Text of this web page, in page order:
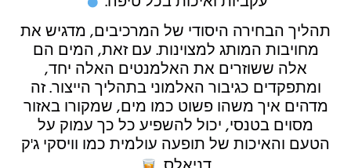
תהליך הבחירה היסודי של המרכיבים, מדגיש את
מחויבות המותג למצוינות. עם זאת, המים הם
אלה ששוזרים את האלמנטים האלה יחד,
ומתפקדים כגיבור האלמוני בתהליך הייצור. זה
מדהים איך משהו פשוט כמו מים, שמקורו באזור
מסוים בטנסי, יכול להשפיע כל כך עמוק על
הטעם והאיכות של תופעה עולמית כמו וויסקי ג'ק